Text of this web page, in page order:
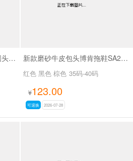
新款松糕厚底复古面包拖鞋圆头一脚蹬外穿勃肯拖鞋SA9113 新款磨砂牛皮包头博肯拖鞋SA26018
红色 黑色 棕色 35码-40码
¥123.00
可退换 2026-07-28